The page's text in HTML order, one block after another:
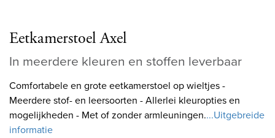
Eetkamerstoel Axel
In meerdere kleuren en stoffen leverbaar
Comfortabele en grote eetkamerstoel op wieltjes -
Meerdere stof- en leersoorten - Allerlei kleuropties en
mogelijkheden - Met of zonder armleuningen....Uitgebreide
informatie